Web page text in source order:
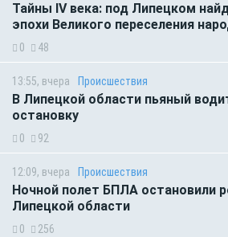
Тайны IV века: под Липецком
эпохи Великого переселения
0 48
13:55, вчера Происшествия
В Липецкой области пьяный
остановку
0 92
12:09, вчера Происшествия
Ночной полет БПЛА остановили
Липецкой области
0 256